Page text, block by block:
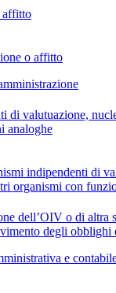
affitto
o affitto
di valutuazione,
analoghe
indipendenti di
organismi con
dell’OIV o di altra
degli
e